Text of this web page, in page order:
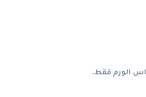
الورم فقط.